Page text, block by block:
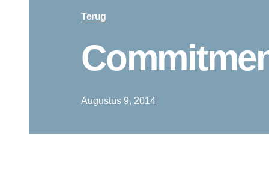
Terug
Augustus 9, 2014